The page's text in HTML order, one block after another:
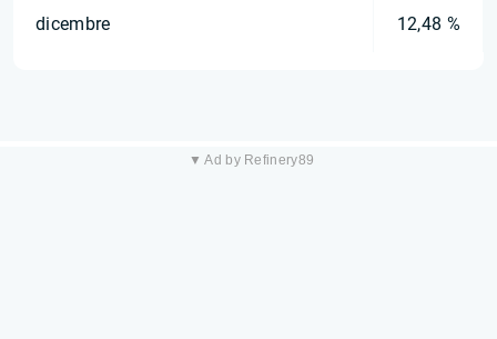
dicembre 12,48 %
▼ Ad by Refinery89